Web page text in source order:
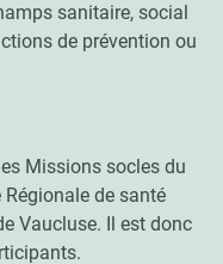
sanitaire, social
de prévention ou
Missions socles du
Régionale de santé
Vaucluse. Il est donc